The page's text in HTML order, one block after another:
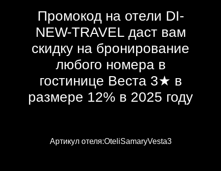
Промокод на отели DI-
NEW-TRAVEL даст вам
скидку на бронирование
любого номера в
гостинице Веста 3★ в
размере 12% в 2025 году
Артикул отеля:OteliSamaryVesta3